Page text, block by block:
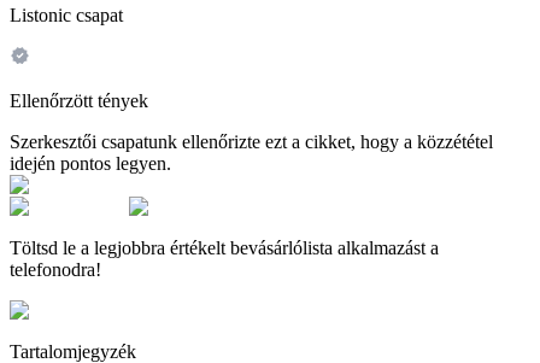
Listonic csapat
Ellenőrzött tények
Szerkesztői csapatunk ellenőrizte ezt a cikket, hogy a közzététel
idején pontos legyen.
Töltsd le a legjobbra értékelt bevásárlólista alkalmazást a
telefonodra!
Tartalomjegyzék